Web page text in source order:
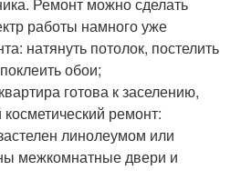
работы намного уже
натянуть потолок, постелить
обои;
готова к заселению,
ремонт:
линолеумом или
межкомнатные двери и